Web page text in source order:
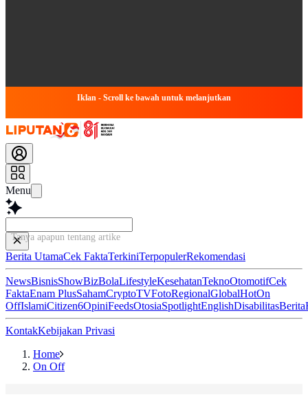
Iklan - Scroll ke bawah untuk melanjutkan
Menu
Tanya apapun tentang artikel ini...
Berita UtamaCek FaktaTerkiniTerpopulerRekomendasi
NewsBisnisShowBizBolaLifestyleKesehatanTeknoOtomotifCek
FaktaEnam PlusSahamCryptoTVFotoRegionalGlobalHotOn
OffIslamiCitizen6OpiniFeedsOtosiaSpotlightEnglishDisabilitasBerita
KontakKebijakan Privasi
Home
On Off